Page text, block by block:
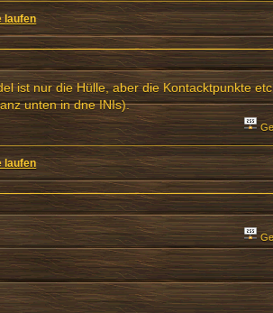
laufen
ist nur die Hülle, aber die Kontacktpunkte etc
unten in dne INIs).
laufen